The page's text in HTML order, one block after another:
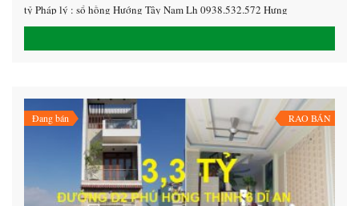
tỷ Pháp lý : sổ hồng Hướng Tây Nam Lh 0938.532.572 Hưng
Đang bán RAO BÁN